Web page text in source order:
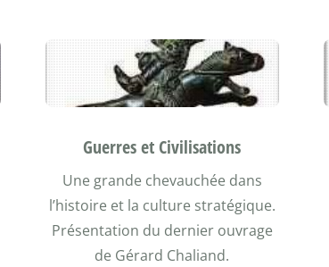
Guerres et Civilisations
Une grande chevauchée dans
l’histoire et la culture stratégique.
Présentation du dernier ouvrage
de Gérard Chaliand.